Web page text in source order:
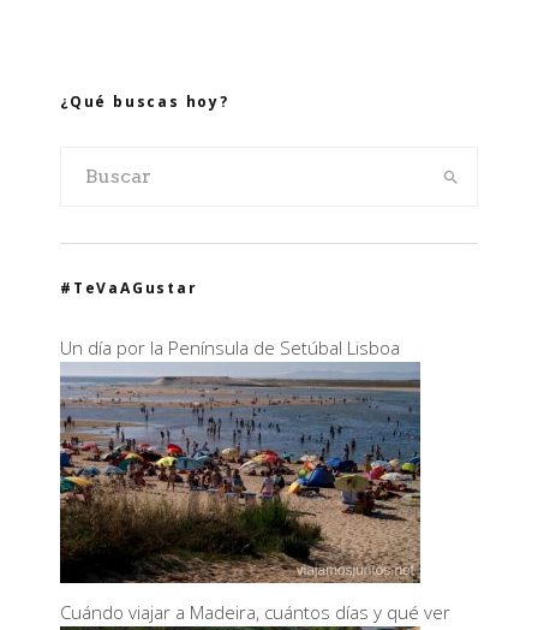
¿Qué buscas hoy?
#TeVaAGustar
Un día por la Península de Setúbal Lisboa
Cuándo viajar a Madeira, cuántos días y qué ver